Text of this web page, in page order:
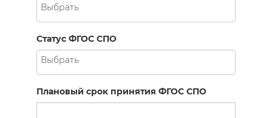
Статус ФГОС СПО
Плановый срок принятия ФГОС СПО